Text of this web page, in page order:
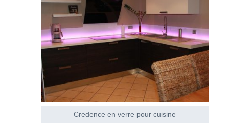
Credence en verre pour cuisine